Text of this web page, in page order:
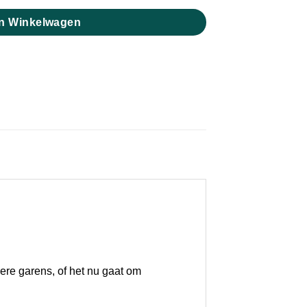
Winkelwagen
garens, of het nu gaat om